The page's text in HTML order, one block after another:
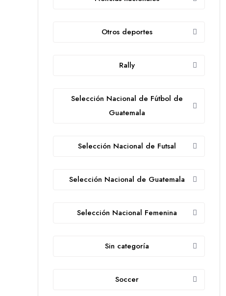
Otros deportes
Rally
Selección Nacional de Fútbol de
Guatemala
Selección Nacional de Futsal
Selección Nacional de Guatemala
Selección Nacional Femenina
Sin categoría
Soccer